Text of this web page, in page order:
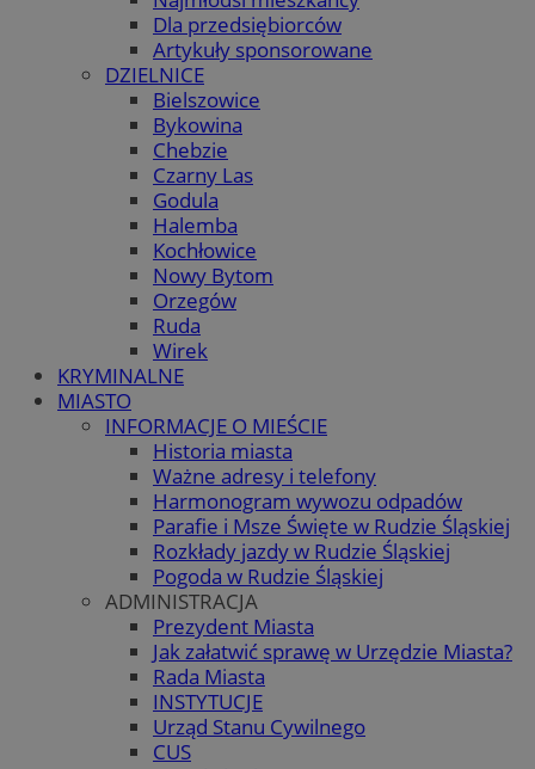
Dla przedsiębiorców
Artykuły sponsorowane
DZIELNICE
Bielszowice
Bykowina
Chebzie
Czarny Las
Godula
Halemba
Kochłowice
Nowy Bytom
Orzegów
Ruda
Wirek
KRYMINALNE
MIASTO
INFORMACJE O MIEŚCIE
Historia miasta
Ważne adresy i telefony
Harmonogram wywozu odpadów
Parafie i Msze Święte w Rudzie Śląskiej
Rozkłady jazdy w Rudzie Śląskiej
Pogoda w Rudzie Śląskiej
ADMINISTRACJA
Prezydent Miasta
Jak załatwić sprawę w Urzędzie Miasta?
Rada Miasta
INSTYTUCJE
Urząd Stanu Cywilnego
CUS